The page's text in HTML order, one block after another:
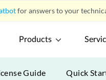
for answers to your
Products
Guide Quick